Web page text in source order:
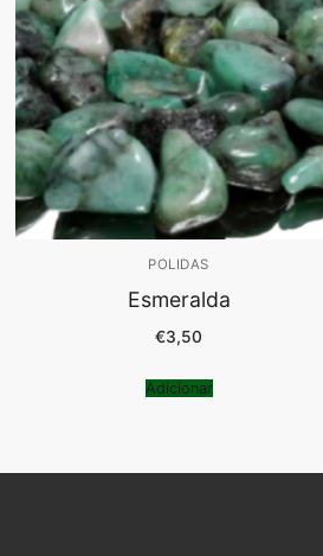
POLIDAS
Esmeralda
€3,50
Adicionar